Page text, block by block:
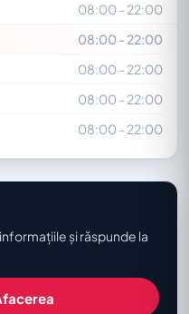
08:00 - 22:00
08:00 - 22:00
08:00 - 22:00
08:00 - 22:00
08:00 - 22:00
și răspunde la